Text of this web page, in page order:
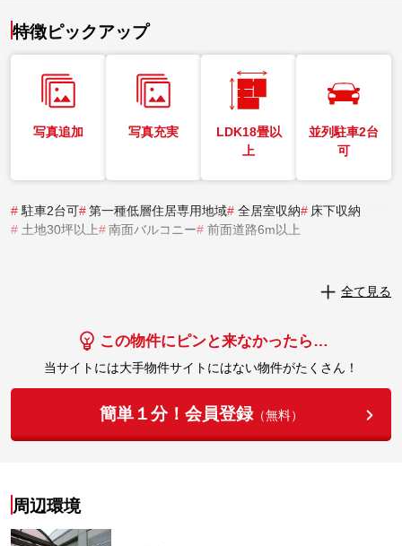
特徴ピックアップ
写真追加 写真充実
LDK18畳以
上
並列駐車2台
可
# 駐車2台可# 第一種低層住居専用地域# 全居室収納# 床下収納
# 土地30坪以上# 南面バルコニー# 前面道路6m以上
全て見る
この物件にピンと来なかったら…
当サイトには大手物件サイトにはない物件がたくさん！
簡単１分！会員登録（無料）
周辺環境